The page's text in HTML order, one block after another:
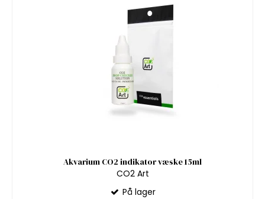
Akvarium CO2 indikator væske 15ml
CO2 Art
På lager